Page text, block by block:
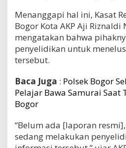
Menanggapi hal ini, Kasat
Bogor Kota AKP Aji Riznaldi
mengatakan bahwa
penyelidikan untuk
tersebut.
Baca Juga : Polsek Bogor
Pelajar Bawa Samurai
Bogor
“Belum ada [laporan
sedang melakukan